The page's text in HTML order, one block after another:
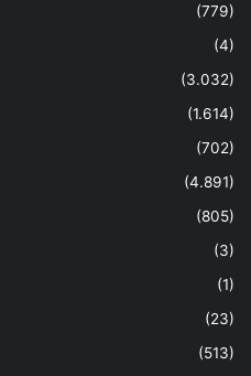
(779)
(4)
(3.032)
(1.614)
(702)
(4.891)
(805)
(3)
(1)
(23)
(513)